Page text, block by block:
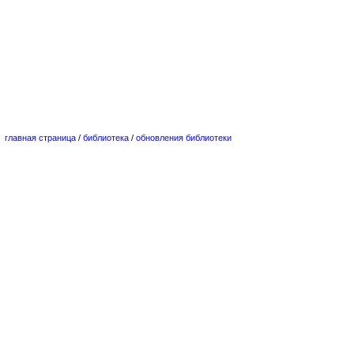
главная страница / библиотека / обновления библиотеки